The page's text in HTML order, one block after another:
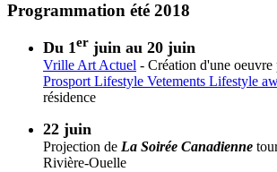
Programmation été 2018
Du 1er juin au 20 juin
Vrille Art Actuel - Création d'une oeuvre
Prosport Lifestyle Vetements Lifestyle
résidence
22 juin
Projection de La Soirée Canadienne
Rivière-Ouelle